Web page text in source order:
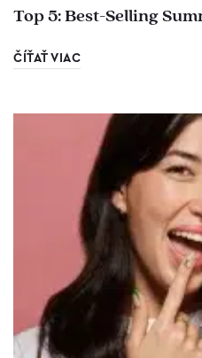
Top 5: Best-Selling
ČÍŤAŤ VIAC